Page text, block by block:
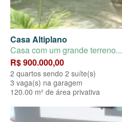
Casa Altiplano
Casa com um grande terreno...
R$ 900.000,00
2 quartos sendo 2 suíte(s)
3 vaga(s) na garagem
120.00 m² de área privativa